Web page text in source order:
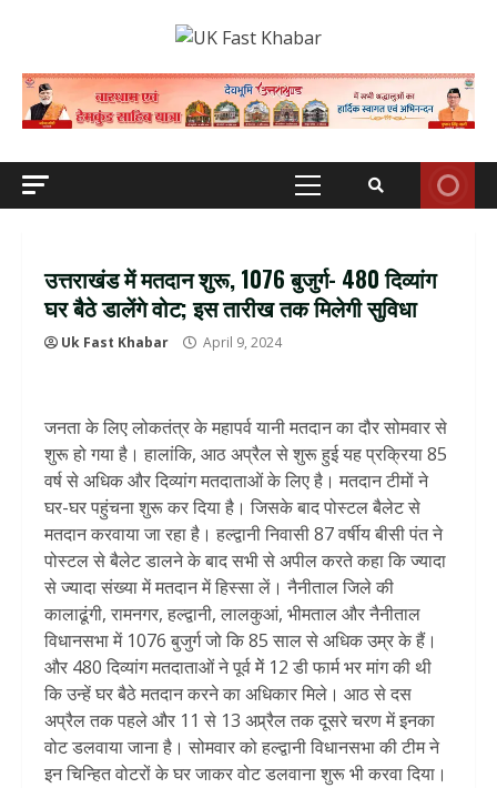
Primary
उत्तराखंड में मतदान शुरू, 1076 बुजुर्ग- 480 दिव्यांग
घर बैठे डालेंगे वोट; इस तारीख तक मिलेगी सुविधा
Uk Fast Khabar April 9, 2024
जनता के लिए लोकतंत्र के महापर्व यानी मतदान का दौर सोमवार से
शुरू हो गया है। हालांकि, आठ अप्रैल से शुरू हुई यह प्रक्रिया 85
वर्ष से अधिक और दिव्यांग मतदाताओं के लिए है। मतदान टीमों ने
घर-घर पहुंचना शुरू कर दिया है। जिसके बाद पोस्टल बैलेट से
मतदान करवाया जा रहा है। हल्द्वानी निवासी 87 वर्षीय बीसी पंत ने
पोस्टल से बैलेट डालने के बाद सभी से अपील करते कहा कि ज्यादा
से ज्यादा संख्या में मतदान में हिस्सा लें। नैनीताल जिले की
कालाढूंगी, रामनगर, हल्द्वानी, लालकुआं, भीमताल और नैनीताल
विधानसभा में 1076 बुजुर्ग जो कि 85 साल से अधिक उम्र के हैं।
और 480 दिव्यांग मतदाताओं ने पूर्व मेें 12 डी फार्म भर मांग की थी
कि उन्हें घर बैठे मतदान करने का अधिकार मिले। आठ से दस
अप्रैल तक पहले और 11 से 13 अप्र्रैल तक दूसरे चरण में इनका
वोट डलवाया जाना है। सोमवार को हल्द्वानी विधानसभा की टीम ने
इन चिन्हित वोटरों के घर जाकर वोट डलवाना शुरू भी करवा दिया।